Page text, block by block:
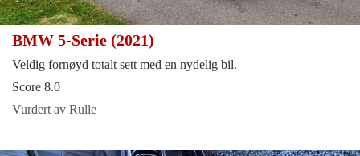
BMW 5-Serie (2021)
Veldig fornøyd totalt sett med en nydelig bil.
Score 8.0
Vurdert av Rulle